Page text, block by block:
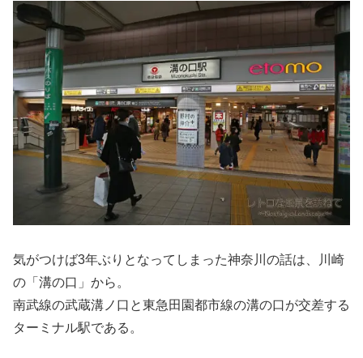
気がつけば3年ぶりとなってしまった神奈川の話は、川崎
の「溝の口」から。
南武線の武蔵溝ノ口と東急田園都市線の溝の口が交差する
ターミナル駅である。